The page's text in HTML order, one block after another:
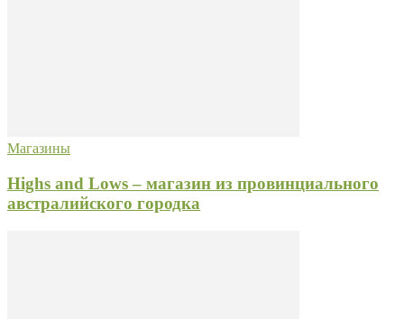
Магазины
Highs and Lows – магазин из провинциального
австралийского городка